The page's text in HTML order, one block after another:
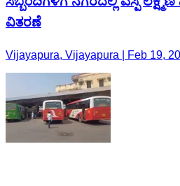
ವಿತರಣೆ
Vijayapura, Vijayapura | Feb 19,